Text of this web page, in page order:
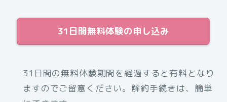
31日間無料体験の申し込み
31日間の無料体験期間を経過すると有料となり
ますのでご留意ください。解約手続きは、簡単